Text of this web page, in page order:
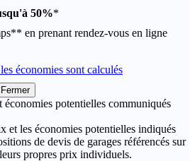
50%*
en prenant rendez-vous en ligne
économies sont calculés
Fermer
potentielles communiqués
et les économies potentielles indiqués
de devis de garages référencés sur
propres prix individuels.